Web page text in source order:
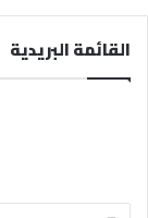
القائمة البريدية